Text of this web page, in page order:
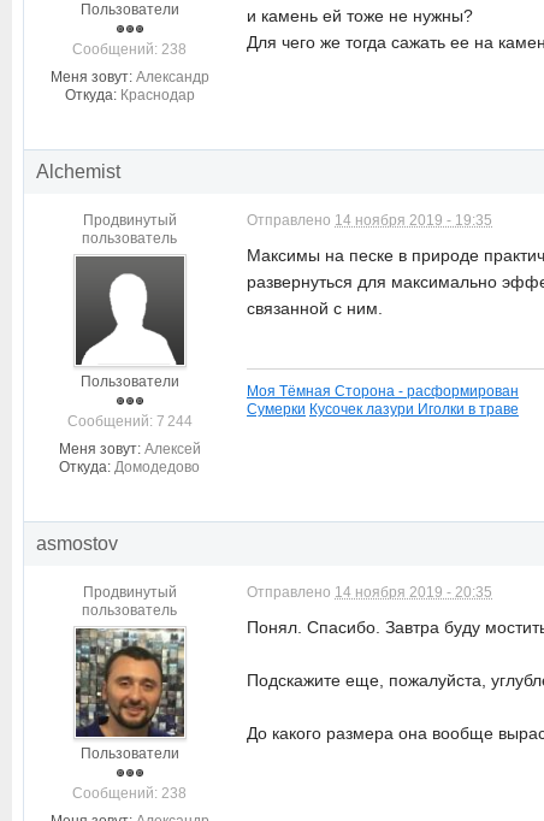
Пользователи
Cообщений: 238
Меня зовут: Александр
Откуда: Краснодар
и камень ей тоже не нужны?
Для чего же тогда сажать ее на
Alchemist
Продвинутый
пользователь
Пользователи
Cообщений: 7 244
Меня зовут: Алексей
Откуда: Домодедово
Отправлено 14 ноября 2019 - 19:35
Максимы на песке в природе
развернуться для максимально
связанной с ним.
Моя Тёмная Сторона - расформирован
Сумерки Кусочек лазури Иголки в траве
asmostov
Продвинутый
пользователь
Пользователи
Cообщений: 238
Отправлено 14 ноября 2019 - 20:35
Понял. Спасибо. Завтра буду
Подскажите еще, пожалуйста,
До какого размера она вообще